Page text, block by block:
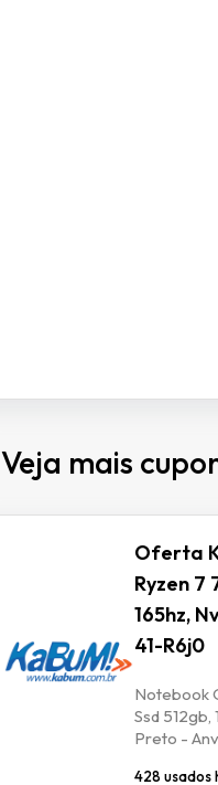
Veja mais
Oferta
Ryzen 7
165hz,
41-R6j0
Notebook
Ssd
Preto -
428 usados